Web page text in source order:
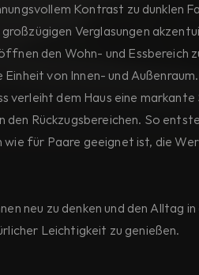
Kontrast zu dunklen
Verglasungen
den Wohn- und Essbereich
von Innen- und
verleiht dem Haus eine
Rückzugsbereichen. So
wie für Paare geeignet ist, die
neu zu denken und den Alltag
Leichtigkeit zu genießen.